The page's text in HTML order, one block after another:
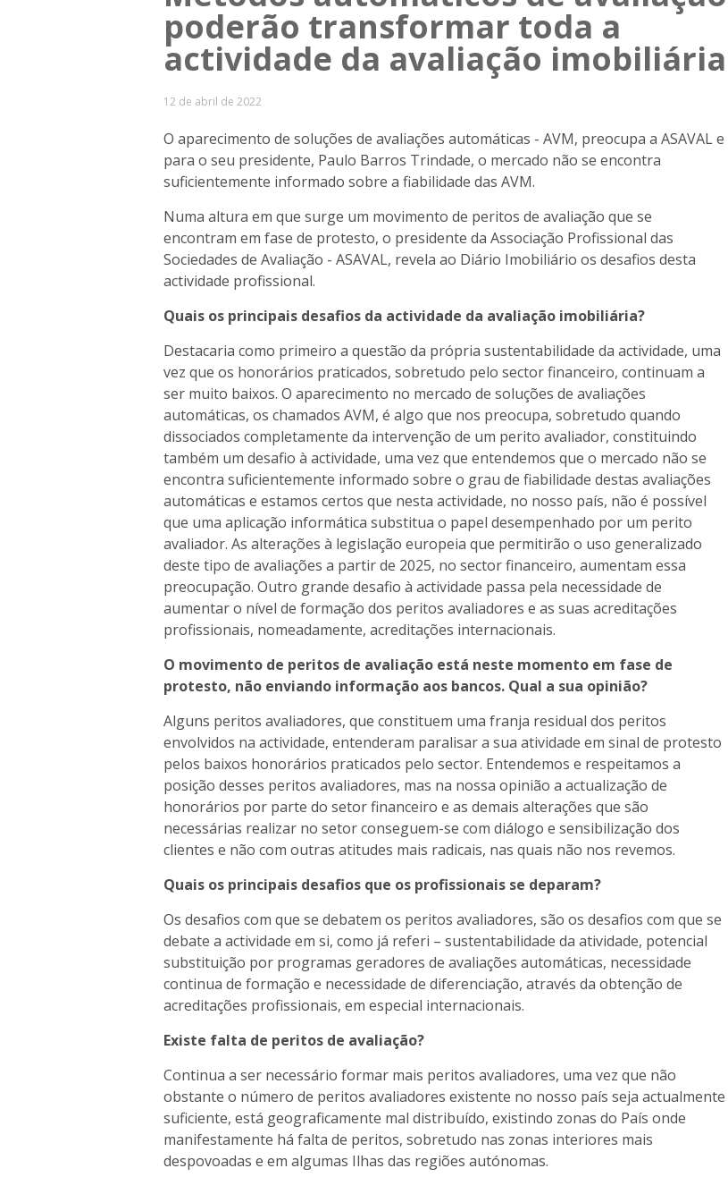
poderão transformar toda a
actividade da avaliação imobiliária
12 de abril de 2022
O aparecimento de soluções de avaliações automáticas - AVM, preocupa a ASAVAL e
para o seu presidente, Paulo Barros Trindade, o mercado não se encontra
suficientemente informado sobre a fiabilidade das AVM.
Numa altura em que surge um movimento de peritos de avaliação que se
encontram em fase de protesto, o presidente da Associação Profissional das
Sociedades de Avaliação - ASAVAL, revela ao Diário Imobiliário os desafios desta
actividade profissional.
Quais os principais desafios da actividade da avaliação imobiliária?
Destacaria como primeiro a questão da própria sustentabilidade da actividade, uma
vez que os honorários praticados, sobretudo pelo sector financeiro, continuam a
ser muito baixos. O aparecimento no mercado de soluções de avaliações
automáticas, os chamados AVM, é algo que nos preocupa, sobretudo quando
dissociados completamente da intervenção de um perito avaliador, constituindo
também um desafio à actividade, uma vez que entendemos que o mercado não se
encontra suficientemente informado sobre o grau de fiabilidade destas avaliações
automáticas e estamos certos que nesta actividade, no nosso país, não é possível
que uma aplicação informática substitua o papel desempenhado por um perito
avaliador. As alterações à legislação europeia que permitirão o uso generalizado
deste tipo de avaliações a partir de 2025, no sector financeiro, aumentam essa
preocupação. Outro grande desafio à actividade passa pela necessidade de
aumentar o nível de formação dos peritos avaliadores e as suas acreditações
profissionais, nomeadamente, acreditações internacionais.
O movimento de peritos de avaliação está neste momento em fase de
protesto, não enviando informação aos bancos. Qual a sua opinião?
Alguns peritos avaliadores, que constituem uma franja residual dos peritos
envolvidos na actividade, entenderam paralisar a sua atividade em sinal de protesto
pelos baixos honorários praticados pelo sector. Entendemos e respeitamos a
posição desses peritos avaliadores, mas na nossa opinião a actualização de
honorários por parte do setor financeiro e as demais alterações que são
necessárias realizar no setor conseguem-se com diálogo e sensibilização dos
clientes e não com outras atitudes mais radicais, nas quais não nos revemos.
Quais os principais desafios que os profissionais se deparam?
Os desafios com que se debatem os peritos avaliadores, são os desafios com que se
debate a actividade em si, como já referi – sustentabilidade da atividade, potencial
substituição por programas geradores de avaliações automáticas, necessidade
continua de formação e necessidade de diferenciação, através da obtenção de
acreditações profissionais, em especial internacionais.
Existe falta de peritos de avaliação?
Continua a ser necessário formar mais peritos avaliadores, uma vez que não
obstante o número de peritos avaliadores existente no nosso país seja actualmente
suficiente, está geograficamente mal distribuído, existindo zonas do País onde
manifestamente há falta de peritos, sobretudo nas zonas interiores mais
despovoadas e em algumas Ilhas das regiões autónomas.